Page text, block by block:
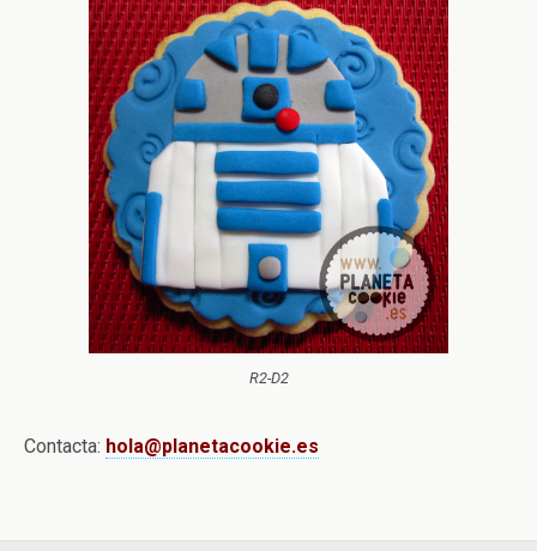
R2-D2
Contacta: hola@planetacookie.es